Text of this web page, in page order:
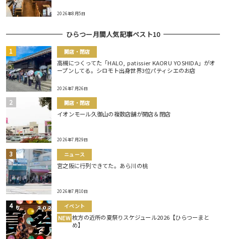
2026年8月5日
ひらつー月間人気記事ベスト10
開店・閉店
高槻につくってた「HALO, patissier KAORU YOSHIDA」がオ
ープンしてる。シロモト出身世界3位パティシエのお店
2026年7月26日
開店・閉店
イオンモール久御山の複数店舗が開店＆閉店
2026年7月29日
ニュース
宮之阪に行列できてた。あら川の桃
2026年7月10日
イベント
NEW 枚方の近所の夏祭りスケジュール2026【ひらつーまと
め】